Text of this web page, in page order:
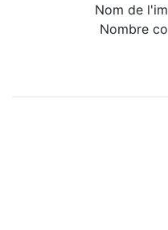
Nom de
Nombre